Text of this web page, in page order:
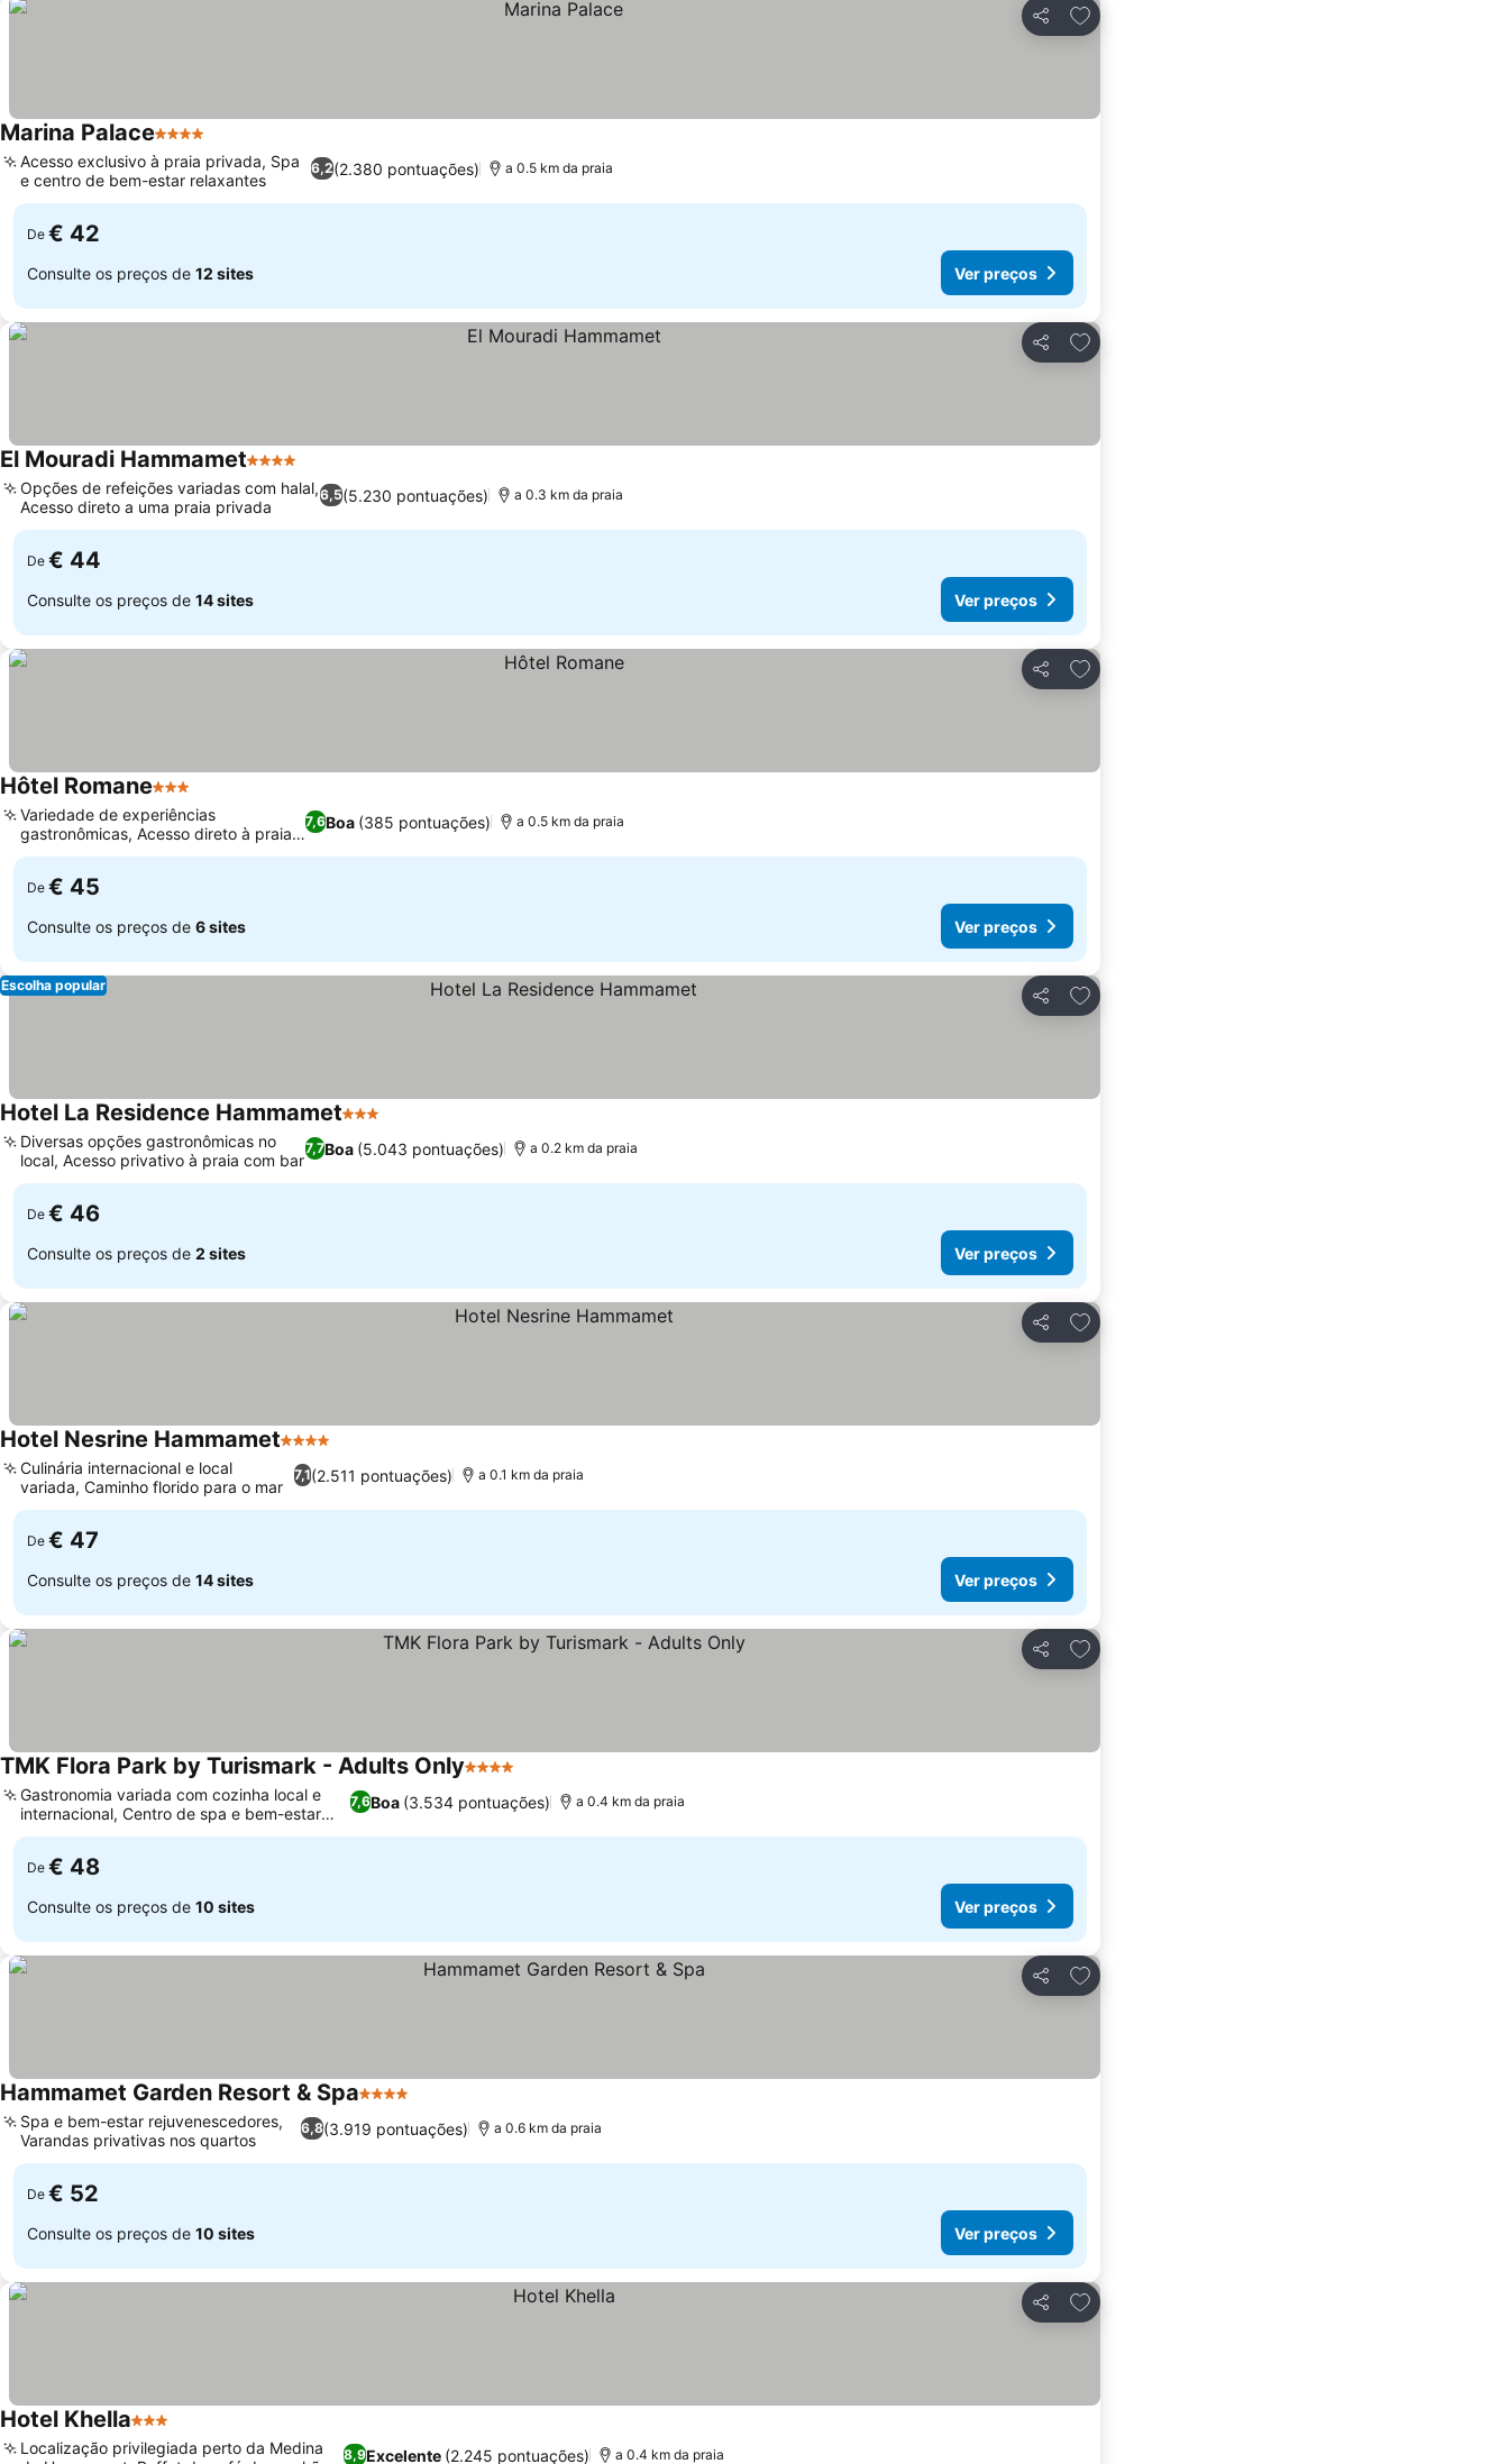
Partilhar
Adicionar aos favoritos
Marina Palace4 Estrelas
6,2(2.380 pontuações)
Acesso exclusivo à praia privada, Spa
e centro de bem-estar relaxantes
a 0.5 km da praia
De € 42
Consulte os preços de 12 sites Ver preços
Partilhar
Adicionar aos favoritos
El Mouradi Hammamet4 Estrelas
6,5(5.230 pontuações)
Opções de refeições variadas com halal,
Acesso direto a uma praia privada
a 0.3 km da praia
De € 44
Consulte os preços de 14 sites Ver preços
Partilhar
Adicionar aos favoritos
Hôtel Romane3 Estrelas
7,6Boa (385 pontuações)
Variedade de experiências
gastronômicas, Acesso direto à praia
privada
a 0.5 km da praia
De € 45
Consulte os preços de 6 sites Ver preços
Partilhar
Adicionar aos favoritos
Escolha popular
Hotel La Residence Hammamet3 Estrelas
7,7Boa (5.043 pontuações)
Diversas opções gastronômicas no
local, Acesso privativo à praia com bar
a 0.2 km da praia
De € 46
Consulte os preços de 2 sites Ver preços
Partilhar
Adicionar aos favoritos
Hotel Nesrine Hammamet4 Estrelas
7,1(2.511 pontuações)
Culinária internacional e local
variada, Caminho florido para o mar
a 0.1 km da praia
De € 47
Consulte os preços de 14 sites Ver preços
Partilhar
Adicionar aos favoritos
TMK Flora Park by Turismark - Adults Only4 Estrelas
7,6Boa (3.534 pontuações)
Gastronomia variada com cozinha local e
internacional, Centro de spa e bem-estar
dedicado
a 0.4 km da praia
De € 48
Consulte os preços de 10 sites Ver preços
Partilhar
Adicionar aos favoritos
Hammamet Garden Resort & Spa4 Estrelas
6,8(3.919 pontuações)
Spa e bem-estar rejuvenescedores,
Varandas privativas nos quartos
a 0.6 km da praia
De € 52
Consulte os preços de 10 sites Ver preços
Partilhar
Adicionar aos favoritos
Hotel Khella3 Estrelas
8,9Excelente (2.245 pontuações)
Localização privilegiada perto da Medina
a 0.4 km da praia